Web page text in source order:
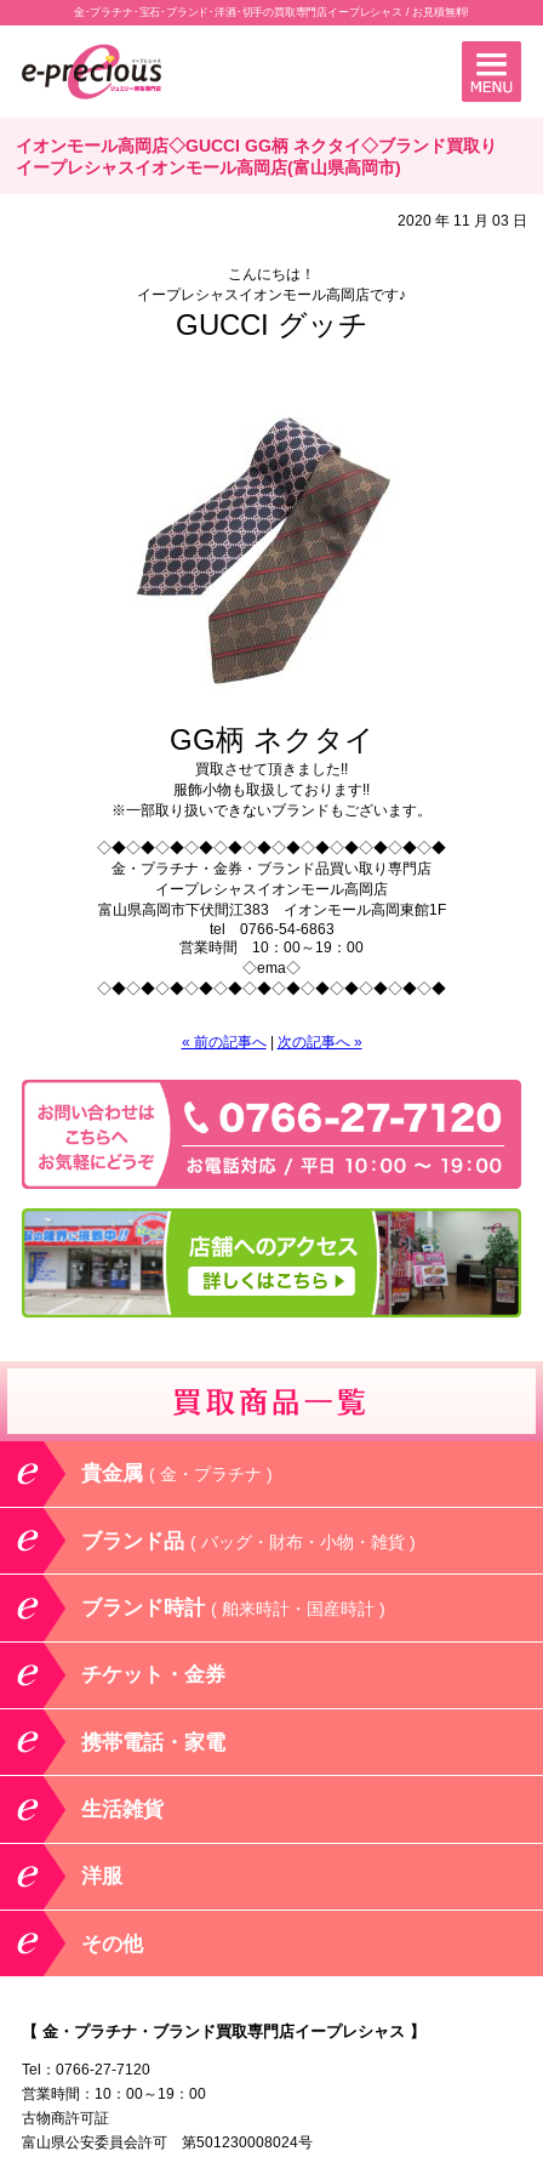
金･プラチナ･宝石･ブランド･洋酒･切手の買取専門店イープレシャス / お見積無料!
イオンモール高岡店◇GUCCI GG柄 ネクタイ◇ブランド買取り
イープレシャスイオンモール高岡店(富山県高岡市)
2020 年 11 月 03 日
こんにちは！
イープレシャスイオンモール高岡店です♪
GUCCI グッチ
GG柄 ネクタイ
買取させて頂きました!!
服飾小物も取扱しております!!
※一部取り扱いできないブランドもございます。
◇◆◇◆◇◆◇◆◇◆◇◆◇◆◇◆◇◆◇◆◇◆◇◆
金・プラチナ・金券・ブランド品買い取り専門店
イープレシャスイオンモール高岡店
富山県高岡市下伏間江383 イオンモール高岡東館1F
tel 0766-54-6863
営業時間 10：00～19：00
◇ema◇
◇◆◇◆◇◆◇◆◇◆◇◆◇◆◇◆◇◆◇◆◇◆◇◆
« 前の記事へ| 次の記事へ »
貴金属 ( 金・プラチナ )
ブランド品 ( バッグ・財布・小物・雑貨 )
ブランド時計 ( 舶来時計・国産時計 )
チケット・金券
携帯電話・家電
生活雑貨
洋服
その他
【 金・プラチナ・ブランド買取専門店イープレシャス 】
Tel：0766-27-7120
営業時間：10：00～19：00
古物商許可証
富山県公安委員会許可 第501230008024号